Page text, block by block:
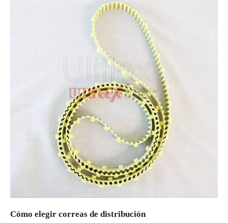
Cómo elegir correas de distribución